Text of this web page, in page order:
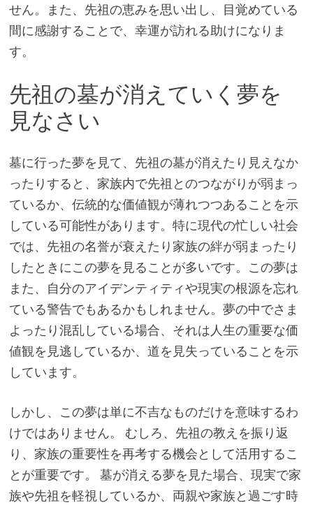
せん。また、先祖の恵みを思い出し、目覚めている
間に感謝することで、幸運が訪れる助けになりま
す。
先祖の墓が消えていく夢を
見なさい
墓に行った夢を見て、先祖の墓が消えたり見えなか
ったりすると、家族内で先祖とのつながりが弱まっ
ているか、伝統的な価値観が薄れつつあることを示
している可能性があります。特に現代の忙しい社会
では、先祖の名誉が衰えたり家族の絆が弱まったり
したときにこの夢を見ることが多いです。この夢は
また、自分のアイデンティティや現実の根源を忘れ
ている警告でもあるかもしれません。夢の中でさま
よったり混乱している場合、それは人生の重要な価
値観を見逃しているか、道を見失っていることを示
しています。
しかし、この夢は単に不吉なものだけを意味するわ
けではありません。 むしろ、先祖の教えを振り返
り、家族の重要性を再考する機会として活用するこ
とが重要です。 墓が消える夢を見た場合、現実で家
族や先祖を軽視しているか、両親や家族と過ごす時